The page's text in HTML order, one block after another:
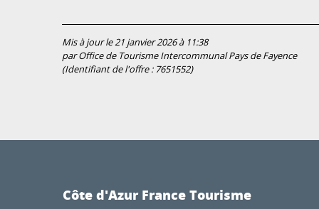
Mis à jour le 21 janvier 2026 à 11:38
par Office de Tourisme Intercommunal Pays de Fayence
(Identifiant de l'offre : 7651552)
Côte d'Azur France Tourisme